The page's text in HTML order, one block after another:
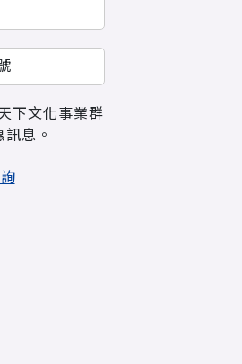
下文化事業群
息。